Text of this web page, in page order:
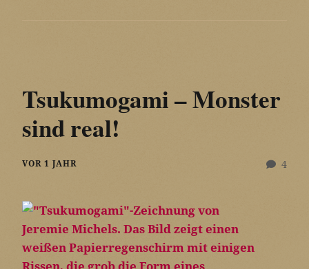
Tsukumogami – Monster
sind real!
4
VOR 1 JAHR